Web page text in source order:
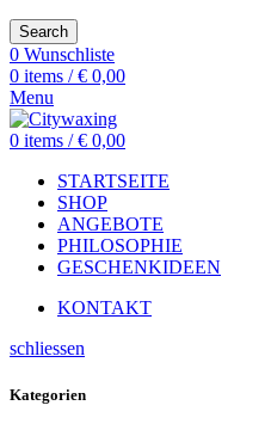
Search
0 Wunschliste
0 items / € 0,00
Menu
0 items / € 0,00
STARTSEITE
SHOP
ANGEBOTE
PHILOSOPHIE
GESCHENKIDEEN
KONTAKT
schliessen
Kategorien